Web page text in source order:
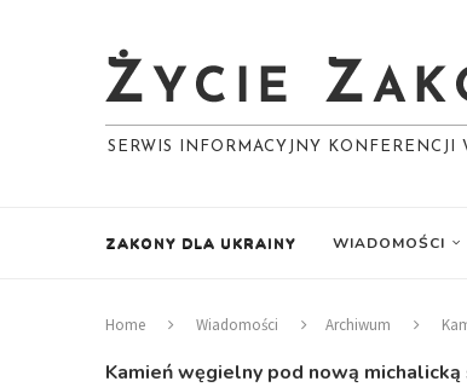
SERWIS INFORMACYJNY
ZAKONY DLA UKRAINY WIADOMOŚCI
Home Wiadomości Archiwum
Kamień węgielny pod nową